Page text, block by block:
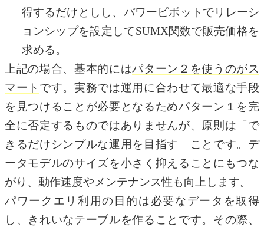
得するだけとしし、パワーピボットでリレーシ
ョンシップを設定してSUMX関数で販売価格を
求める。
上記の場合、基本的にはパターン２を使うのがス
マート です。実務では運用に合わせて最適な手段
を見つけることが必要となるためパターン１を完
全に否定するものではありませんが、原則は「で
きるだけシンプルな運用を目指す」ことです。デ
ータモデルのサイズを小さく抑えることにもつな
がり、動作速度やメンテナンス性も向上します。
パワークエリ利用の目的は必要なデータを取得
し、きれいなテーブルを作ることです。その際、